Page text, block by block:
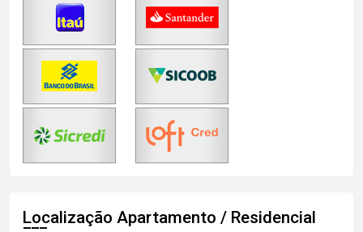
Localização Apartamento / Residencial